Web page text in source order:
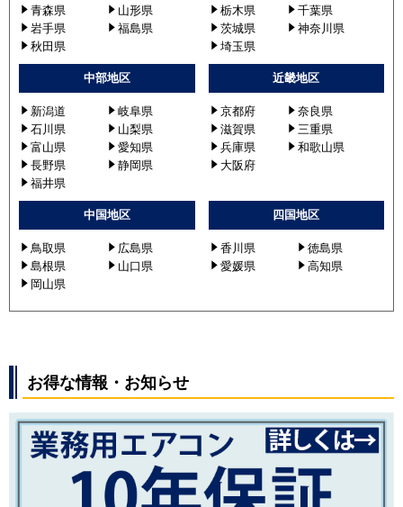
青森県
山形県
岩手県
福島県
秋田県
栃木県
千葉県
茨城県
神奈川県
埼玉県
中部地区
新潟道
岐阜県
石川県
山梨県
富山県
愛知県
長野県
静岡県
福井県
近畿地区
京都府
奈良県
滋賀県
三重県
兵庫県
和歌山県
大阪府
中国地区
鳥取県
広島県
島根県
山口県
岡山県
四国地区
香川県
徳島県
愛媛県
高知県
お得な情報・お知らせ